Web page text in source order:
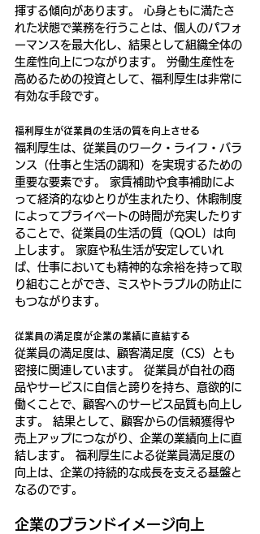
揮する傾向があります。 心身ともに満たさ
れた状態で業務を行うことは、個人のパフォ
ーマンスを最大化し、結果として組織全体の
生産性向上につながります。 労働生産性を
高めるための投資として、福利厚生は非常に
有効な手段です。
福利厚生が従業員の生活の質を向上させる
福利厚生は、従業員のワーク・ライフ・バラ
ンス（仕事と生活の調和）を実現するための
重要な要素です。 家賃補助や食事補助によ
って経済的なゆとりが生まれたり、休暇制度
によってプライベートの時間が充実したりす
ることで、従業員の生活の質（QOL）は向
上します。 家庭や私生活が安定していれ
ば、仕事においても精神的な余裕を持って取
り組むことができ、ミスやトラブルの防止に
もつながります。
従業員の満足度が企業の業績に直結する
従業員の満足度は、顧客満足度（CS）とも
密接に関連しています。 従業員が自社の商
品やサービスに自信と誇りを持ち、意欲的に
働くことで、顧客へのサービス品質も向上し
ます。 結果として、顧客からの信頼獲得や
売上アップにつながり、企業の業績向上に直
結します。 福利厚生による従業員満足度の
向上は、企業の持続的な成長を支える基盤と
なるのです。
企業のブランドイメージ向上